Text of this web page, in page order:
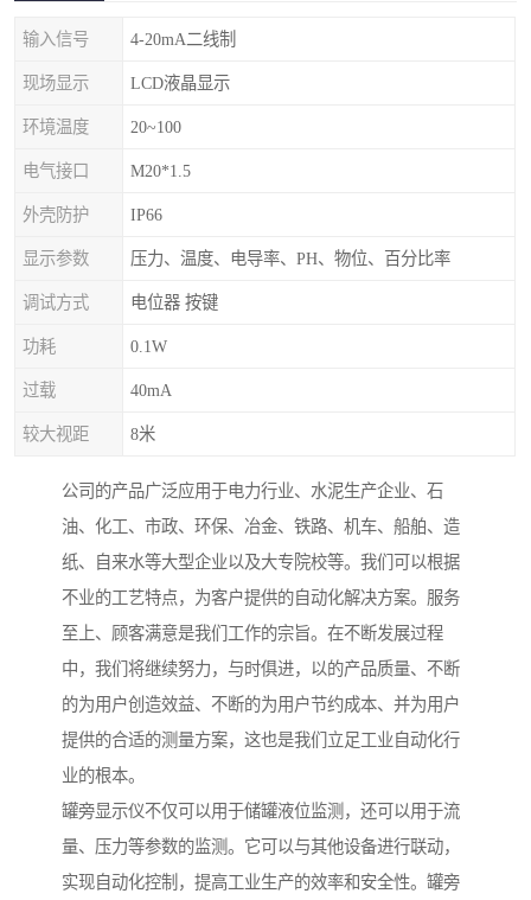
输入信号 4-20mA二线制
现场显示 LCD液晶显示
环境温度 20~100
电气接口 M20*1.5
外壳防护 IP66
显示参数 压力、温度、电导率、PH、物位、百分比率
调试方式 电位器 按键
功耗 0.1W
过载 40mA
较大视距 8米
公司的产品广泛应用于电力行业、水泥生产企业、石
油、化工、市政、环保、冶金、铁路、机车、船舶、造
纸、自来水等大型企业以及大专院校等。我们可以根据
不业的工艺特点，为客户提供的自动化解决方案。服务
至上、顾客满意是我们工作的宗旨。在不断发展过程
中，我们将继续努力，与时俱进，以的产品质量、不断
的为用户创造效益、不断的为用户节约成本、并为用户
提供的合适的测量方案，这也是我们立足工业自动化行
业的根本。
罐旁显示仪不仅可以用于储罐液位监测，还可以用于流
量、压力等参数的监测。它可以与其他设备进行联动，
实现自动化控制，提高工业生产的效率和安全性。罐旁